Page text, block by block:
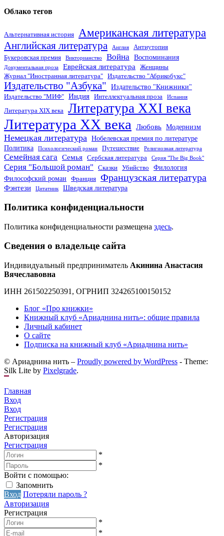
Облако тегов
Альтернативная история Американская литература
Английская литература Англия
Антиутопия
Букеровская премия
Викторианство Война Воспоминания
Документальная проза Еврейская литература
Женщины
Журнал "Иностранная литература"
Издательство "Абрикобукс"
Издательство "Азбука" Издательство "Книжники"
Издательство "МИФ" Индия Интеллектуальная проза Испания
Литература XIX века Литература XXI века
Литература XX века Любовь Модернизм
Немецкая литература Нобелевская премия по литературе
Политика
Психологический роман Путешествие Религиозная литература
Семейная сага Семья Сербская литература Серия "The Big Book"
Серия "Большой роман" Сказки Убийство
Филология
Философский роман
Франция Французская литература
Фэнтези Цитатник Шведская литература
Политика конфиденциальности
Политика конфиденциальности размещена здесь.
Сведения о владельце сайта
Индивидуальный предприниматель Акинина Анастасия
Вячеславовна
ИНН 261502250391, ОГРНИП 324265100150152
Блог «Про книжки»
Книжный клуб «Ариаднина нить»: общие правила
Личный кабинет
О сайте
Подписка на книжный клуб «Ариаднина нить»
© Ариаднина нить – Proudly powered by WordPress - Theme:
Silk Lite by Pixelgrade.
Главная
Вход
Вход
Регистрация
Регистрация
Авторизация
Регистрация
*
*
Войти с помощью:
Запомнить
Вход Потеряли пароль ?
Авторизация
Регистрация
*
*